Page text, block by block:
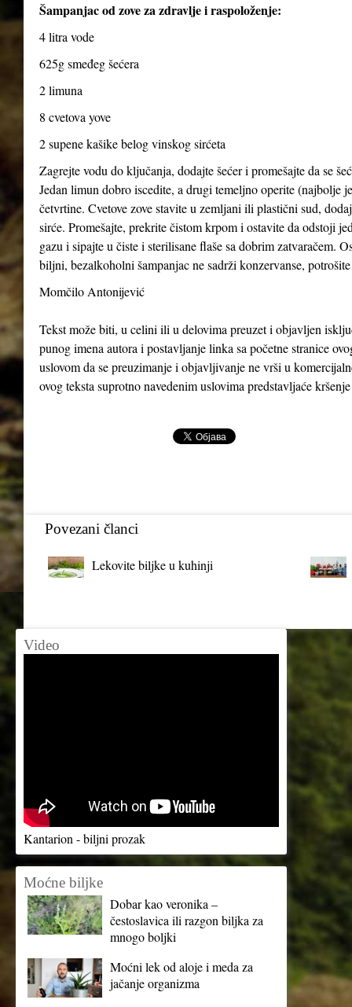
Šampanjac od zove za zdravlje i raspoloženje:
4 litra vode
625g smeđeg šećera
2 limuna
8 cvetova yove
2 supene kašike belog vinskog sirćeta
Zagrejte vodu do ključanja, dodajte šećer i promešajte da se
Jedan limun dobro iscedite, a drugi temeljno operite (najbolje
četvrtine. Cvetove zove stavite u zemljani ili plastični sud,
sirće. Promešajte, prekrite čistom krpom i ostavite da odstoji
gazu i sipajte u čiste i sterilisane flaše sa dobrim zatvaračem.
biljni, bezalkoholni šampanjac ne sadrži konzervanse,
Momčilo Antonijević
Tekst može biti, u celini ili u delovima preuzet i objavljen
punog imena autora i postavljanje linka sa početne stranice
uslovom da se preuzimanje i objavljivanje ne vrši u
ovog teksta suprotno navedenim uslovima predstavljaće
Povezani članci
Lekovite biljke u kuhinji
Video
Kantarion - biljni prozak
Moćne biljke
Dobar kao veronika –
čestoslavica ili razgon biljka za
mnogo boljki
Moćni lek od aloje i meda za
jačanje organizma